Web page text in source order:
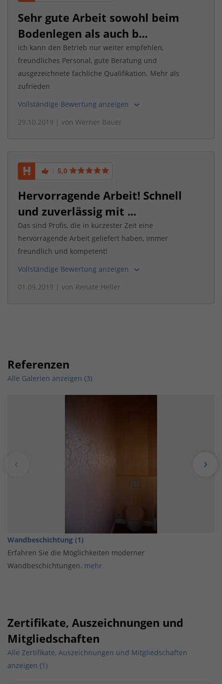
Sehr gute Arbeit sowohl beim
Bodenlegen als auch b...
ich kann den Betrieb nur weiter empfehlen,
freundliches Personal, gute Beratung und
ausgezeichnete fachliche Qualifikation. Mehr als
zufrieden
Vollständige Bewertung anzeigen
29.10.2019 | von Werner Bauer
5,0
Hervorragende Arbeit! Schnell
und zuverlässig mit ...
Das sind Profis, die in kürzester Zeit eine
hervorragende Arbeit geliefert haben, immer
freundlich und kompetent!
Vollständige Bewertung anzeigen
01.09.2019 | von Renate Heller
Referenzen
Alle Galerien anzeigen (3)
Wandbeschichtung (1)
Erfahren Sie die Möglichkeiten moderner
Wandbeschichtungen. mehr
Zertifikate, Auszeichnungen und
Mitgliedschaften
Alle Zertifikate, Auszeichnungen und Mitgliedschaften
anzeigen (1)